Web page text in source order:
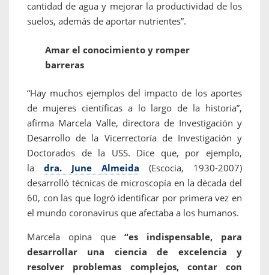
cantidad de agua y mejorar la productividad de los
suelos, además de aportar nutrientes”.
Amar el conocimiento y romper
barreras
“Hay muchos ejemplos del impacto de los aportes
de mujeres científicas a lo largo de la historia”,
afirma Marcela Valle, directora de Investigación y
Desarrollo de la Vicerrectoría de Investigación y
Doctorados de la USS. Dice que, por ejemplo,
la dra. June Almeida (Escocia, 1930-2007)
desarrolló técnicas de microscopía en la década del
60, con las que logró identificar por primera vez en
el mundo coronavirus que afectaba a los humanos.
Marcela opina que “es indispensable, para
desarrollar una ciencia de excelencia y
resolver problemas complejos, contar con